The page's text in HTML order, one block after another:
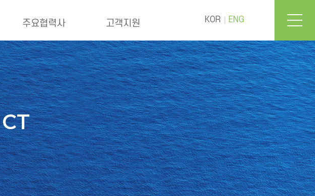
주요협력사 고객지원 KOR ENG